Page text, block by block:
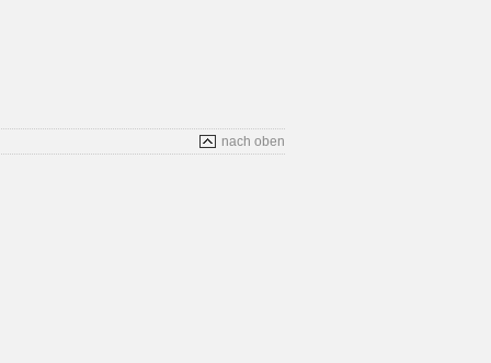
nach oben